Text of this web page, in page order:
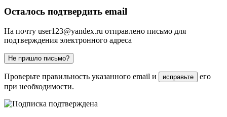
Осталось подтвердить email
На почту user123@yandex.ru отправлено письмо для
подтверждения электронного адреса
Не пришло письмо?
Проверьте правильность указанного email и исправьте
его
при необходимости.